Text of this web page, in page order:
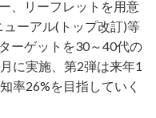
、リーフレットを用意
ーアル(トップ改訂)等
ーゲットを30～40代の
に実施、第2弾は来年1
率26%を目指していく